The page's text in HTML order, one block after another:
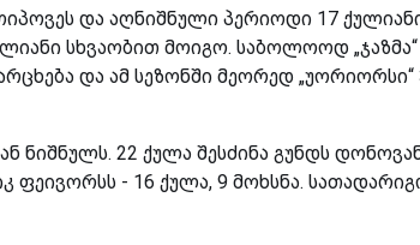
და აღნიშნული პერიოდი 17
სხვაობით მოიგო. საბოლოოდ „ჯაზმა“
და ამ სეზონში მეორედ „უორიორსი“
ნიშნულს. 22 ქულა შესძინა გუნდს
- 16 ქულა, 9 მოხსნა.